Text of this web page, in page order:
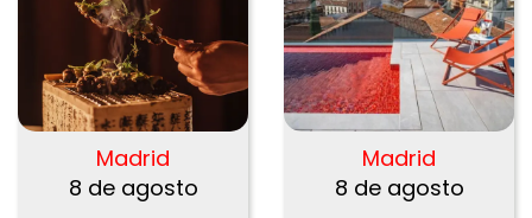
Madrid
8 de agosto
Madrid
8 de agosto